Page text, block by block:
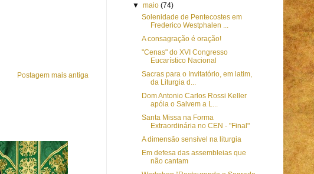
Postagem mais antiga
▼maio(74)
Solenidade de Pentecostes em
Frederico Westphalen ...
A consagração é oração!
"Cenas" do XVI Congresso
Eucarístico Nacional
Sacras para o Invitatório, em latim,
da Liturgia d...
Dom Antonio Carlos Rossi Keller
apóia o Salvem a L...
Santa Missa na Forma
Extraordinária no CEN - "Final"
A dimensão sensível na liturgia
Em defesa das assembleias que
não cantam